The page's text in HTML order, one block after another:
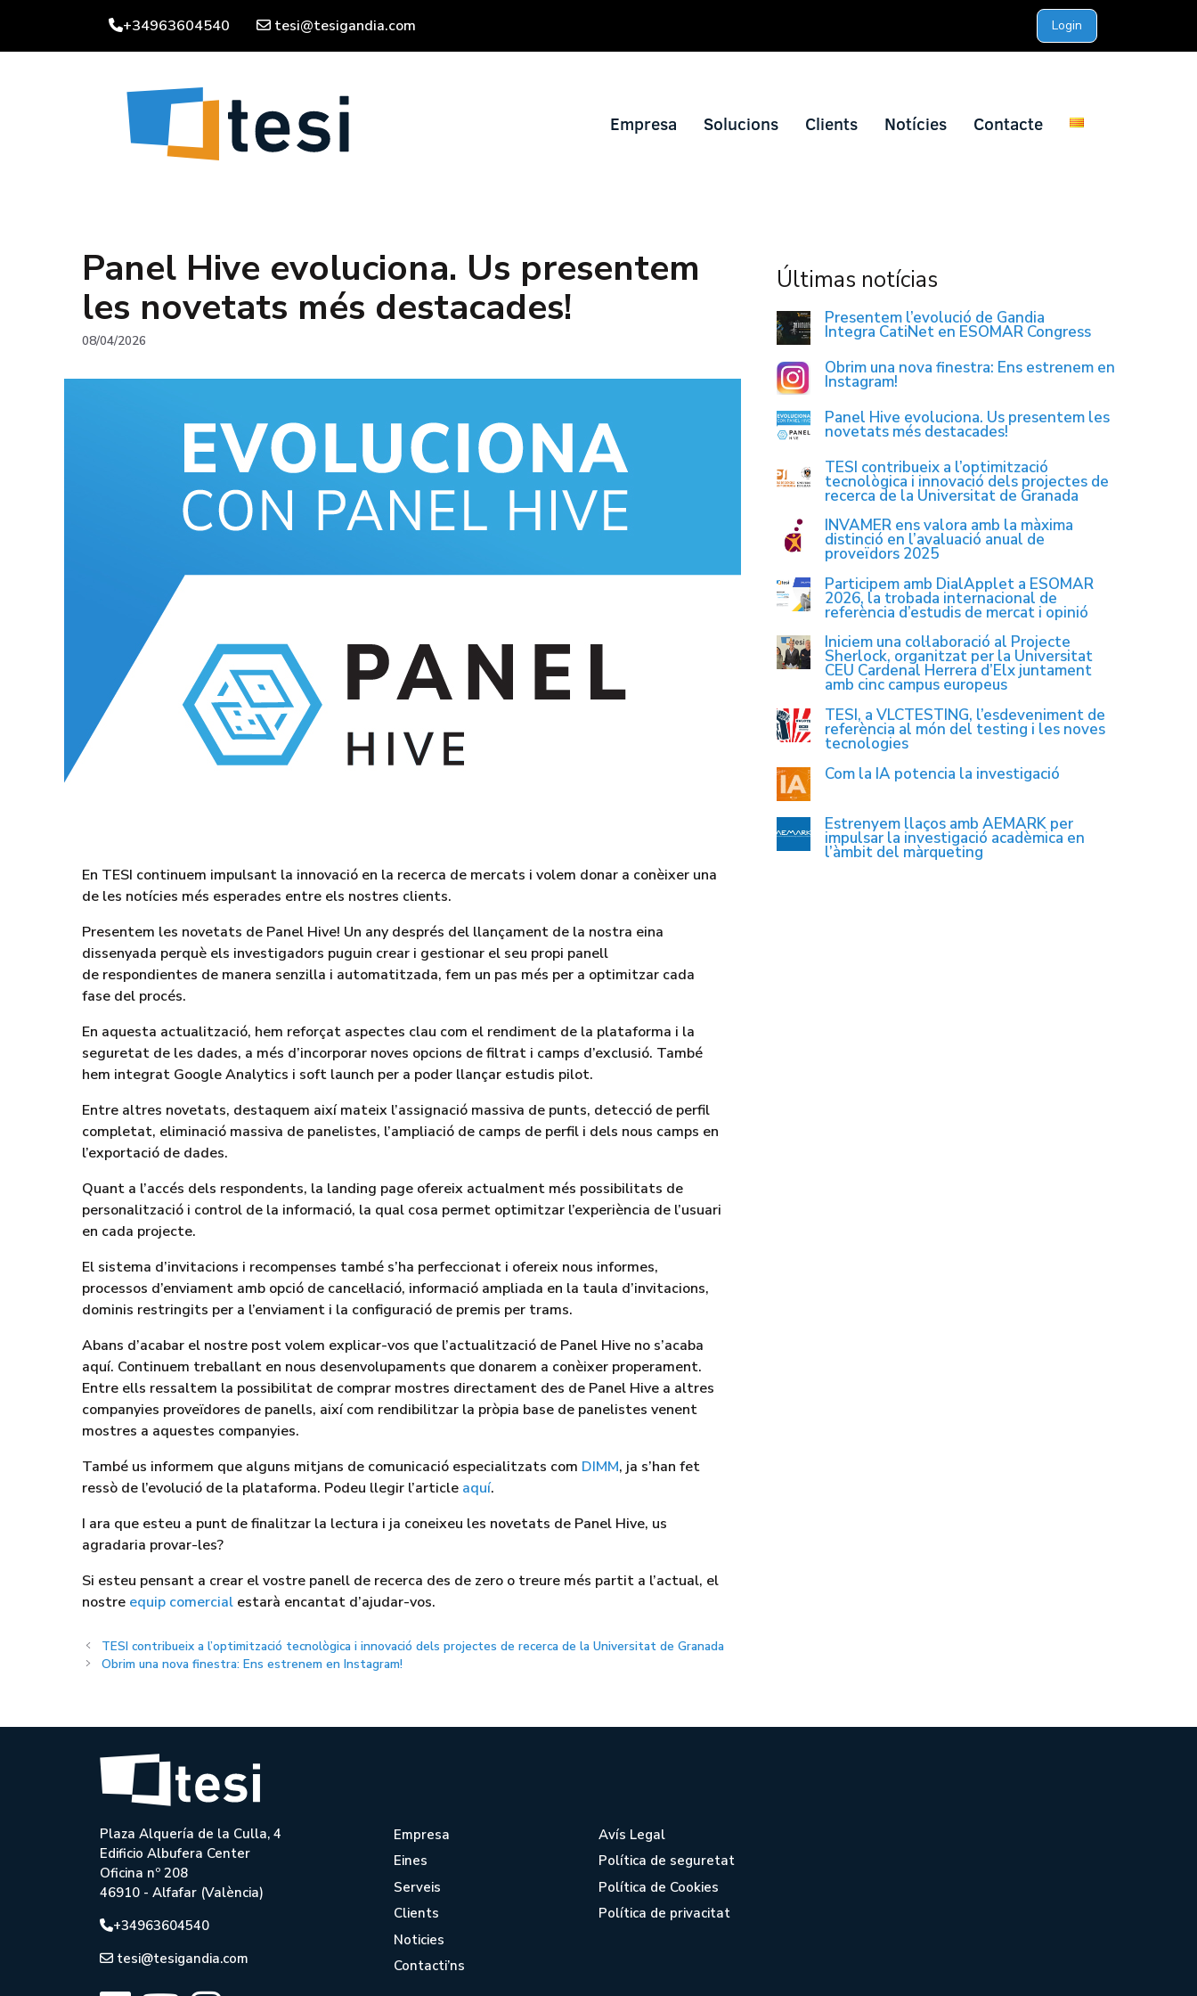
contingut
+34963604540 tesi@tesigandia.com Login
Empresa Solucions Clients Notícies Contacte
Panel Hive evoluciona. Us presentem
les novetats més destacades!
08/04/2026
En TESI continuem impulsant la innovació en la recerca de mercats i volem donar a conèixer una
de les notícies més esperades entre els nostres clients.
Presentem les novetats de Panel Hive! Un any després del llançament de la nostra eina
dissenyada perquè els investigadors puguin crear i gestionar el seu propi panell
de respondientes de manera senzilla i automatitzada, fem un pas més per a optimitzar cada
fase del procés.
En aquesta actualització, hem reforçat aspectes clau com el rendiment de la plataforma i la
seguretat de les dades, a més d’incorporar noves opcions de filtrat i camps d’exclusió. També
hem integrat Google Analytics i soft launch per a poder llançar estudis pilot.
Entre altres novetats, destaquem així mateix l’assignació massiva de punts, detecció de perfil
completat, eliminació massiva de panelistes, l’ampliació de camps de perfil i dels nous camps en
l’exportació de dades.
Quant a l’accés dels respondents, la landing page ofereix actualment més possibilitats de
personalització i control de la informació, la qual cosa permet optimitzar l’experiència de l’usuari
en cada projecte.
El sistema d’invitacions i recompenses també s’ha perfeccionat i ofereix nous informes,
processos d’enviament amb opció de cancel·lació, informació ampliada en la taula d’invitacions,
dominis restringits per a l’enviament i la configuració de premis per trams.
Abans d’acabar el nostre post volem explicar-vos que l’actualització de Panel Hive no s’acaba
aquí. Continuem treballant en nous desenvolupaments que donarem a conèixer properament.
Entre ells ressaltem la possibilitat de comprar mostres directament des de Panel Hive a altres
companyies proveïdores de panells, així com rendibilitzar la pròpia base de panelistes venent
mostres a aquestes companyies.
També us informem que alguns mitjans de comunicació especialitzats com DIMM, ja s’han fet
ressò de l’evolució de la plataforma. Podeu llegir l’article aquí.
I ara que esteu a punt de finalitzar la lectura i ja coneixeu les novetats de Panel Hive, us
agradaria provar-les?
Si esteu pensant a crear el vostre panell de recerca des de zero o treure més partit a l’actual, el
nostre equip comercial estarà encantat d’ajudar-vos.
TESI contribueix a l’optimització tecnològica i innovació dels projectes de recerca de la Universitat de Granada
Obrim una nova finestra: Ens estrenem en Instagram!
Últimas notícias
Presentem l’evolució de Gandia
Integra CatiNet en ESOMAR Congress
Obrim una nova finestra: Ens estrenem en
Instagram!
Panel Hive evoluciona. Us presentem les
novetats més destacades!
TESI contribueix a l’optimització
tecnològica i innovació dels projectes de
recerca de la Universitat de Granada
INVAMER ens valora amb la màxima
distinció en l’avaluació anual de
proveïdors 2025
Participem amb DialApplet a ESOMAR
2026, la trobada internacional de
referència d’estudis de mercat i opinió
Iniciem una col·laboració al Projecte
Sherlock, organitzat per la Universitat
CEU Cardenal Herrera d’Elx juntament
amb cinc campus europeus
TESI, a VLCTESTING, l’esdeveniment de
referència al món del testing i les noves
tecnologies
Com la IA potencia la investigació
Estrenyem llaços amb AEMARK per
impulsar la investigació acadèmica en
l’àmbit del màrqueting
Plaza Alquería de la Culla, 4
Edificio Albufera Center
Oficina nº 208
46910 - Alfafar (València)
+34963604540
tesi@tesigandia.com
Empresa
Eines
Serveis
Clients
Noticies
Contacti’ns
Avís Legal
Política de seguretat
Política de Cookies
Política de privacitat